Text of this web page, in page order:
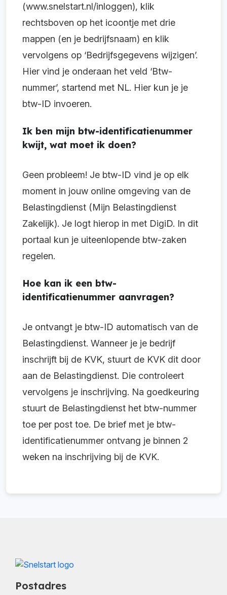
(www.snelstart.nl/inloggen), klik
rechtsboven op het icoontje met drie
mappen (en je bedrijfsnaam) en klik
vervolgens op ‘Bedrijfsgegevens wijzigen’.
Hier vind je onderaan het veld ‘Btw-
nummer’, startend met NL. Hier kun je je
btw-ID invoeren.
Ik ben mijn btw-identificatienummer
kwijt, wat moet ik doen?
Geen probleem! Je btw-ID vind je op elk
moment in jouw online omgeving van de
Belastingdienst (Mijn Belastingdienst
Zakelijk). Je logt hierop in met DigiD. In dit
portaal kun je uiteenlopende btw-zaken
regelen.
Hoe kan ik een btw-
identificatienummer aanvragen?
Je ontvangt je btw-ID automatisch van de
Belastingdienst. Wanneer je je bedrijf
inschrijft bij de KVK, stuurt de KVK dit door
aan de Belastingdienst. Die controleert
vervolgens je inschrijving. Na goedkeuring
stuurt de Belastingdienst het btw-nummer
toe per post toe. De brief met je btw-
identificatienummer ontvang je binnen 2
weken na inschrijving bij de KVK.
Postadres